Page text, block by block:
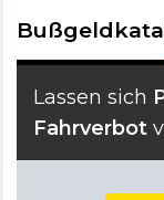
Lassen sich
Fahrverbot